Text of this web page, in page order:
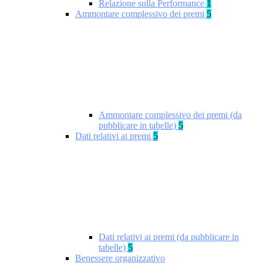
Relazione sulla Performance 1
Ammontare complessivo dei premi 5
Ammontare complessivo dei premi (da
pubblicare in tabelle) 5
Dati relativi ai premi 5
Dati relativi ai premi (da pubblicare in
tabelle) 5
Benessere organizzativo